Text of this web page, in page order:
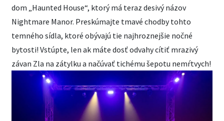
dom „Haunted House“, ktorý má teraz desivý názov
Nightmare Manor. Preskúmajte tmavé chodby tohto
temného sídla, ktoré obývajú tie najhroznejšie nočné
bytosti! Vstúpte, len ak máte dosť odvahy cítiť mrazivý
závan Zla na zátylku a načúvať tichému šepotu nemŕtvych!